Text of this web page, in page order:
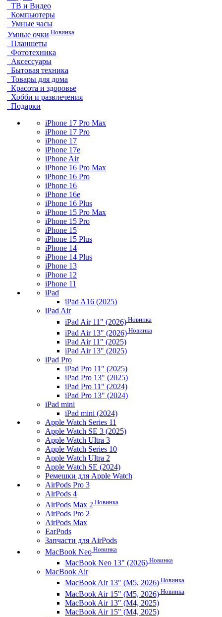
ТВ и Видео
Компьютеры
Умные часы
Умные очки Новинка
Планшеты
Фототехника
Аксессуары
Бытовая техника
Товары для дома
Красота и здоровье
Хобби и развлечения
Подарки
iPhone 17 Pro Max
iPhone 17 Pro
iPhone 17
iPhone 17e
iPhone Air
iPhone 16 Pro Max
iPhone 16 Pro
iPhone 16
iPhone 16e
iPhone 16 Plus
iPhone 15 Pro Max
iPhone 15 Pro
iPhone 15
iPhone 15 Plus
iPhone 14
iPhone 14 Plus
iPhone 13
iPhone 12
iPhone 11
iPad
iPad A16 (2025)
iPad Air
iPad Air 11" (2026) Новинка
iPad Air 13" (2026) Новинка
iPad Air 11" (2025)
iPad Air 13" (2025)
iPad Pro
iPad Pro 11" (2025)
iPad Pro 13" (2025)
iPad Pro 11" (2024)
iPad Pro 13" (2024)
iPad mini
iPad mini (2024)
Apple Watch Series 11
Apple Watch SE 3 (2025)
Apple Watch Ultra 3
Apple Watch Series 10
Apple Watch Ultra 2
Apple Watch SE (2024)
Ремешки для Apple Watch
AirPods Pro 3
AirPods 4
AirPods Max 2 Новинка
AirPods Pro 2
AirPods Max
EarPods
Запчасти для AirPods
MacBook Neo Новинка
MacBook Neo 13" (2026) Новинка
MacBook Air
MacBook Air 13" (M5, 2026) Новинка
MacBook Air 15" (M5, 2026) Новинка
MacBook Air 13" (M4, 2025)
MacBook Air 15" (M4, 2025)